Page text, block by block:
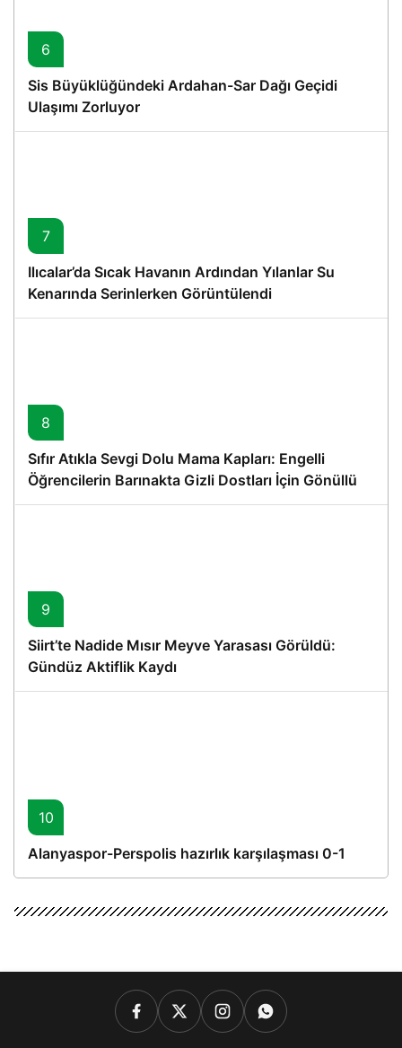
6
Sis Büyüklüğündeki Ardahan-Sar Dağı Geçidi
Ulaşımı Zorluyor
7
Ilıcalar’da Sıcak Havanın Ardından Yılanlar Su
Kenarında Serinlerken Görüntülendi
8
Sıfır Atıkla Sevgi Dolu Mama Kapları: Engelli
Öğrencilerin Barınakta Gizli Dostları İçin Gönüllü
Proje
9
Siirt’te Nadide Mısır Meyve Yarasası Görüldü:
Gündüz Aktiflik Kaydı
10
Alanyaspor-Perspolis hazırlık karşılaşması 0-1